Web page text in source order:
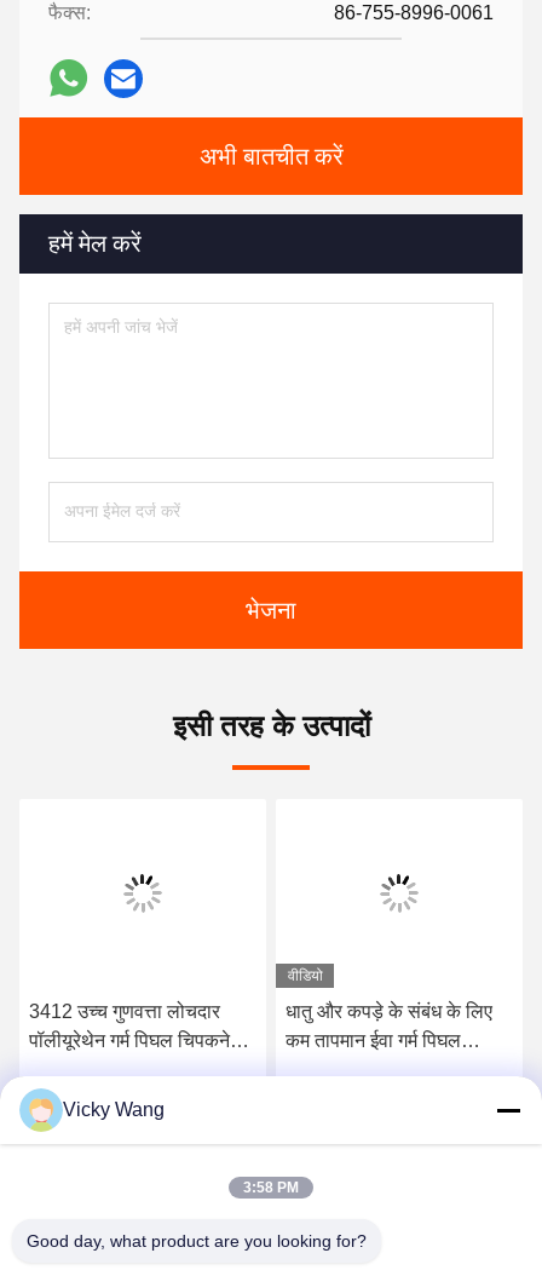
फैक्स: 86-755-8996-0061
अभी बातचीत करें
हमें मेल करें
भेजना
इसी तरह के उत्पादों
3412 उच्च गुणवत्ता लोचदार
पॉलीयूरेथेन गर्म पिघल चिपकने
सर्वोत्तम मूल्य प्राप्त करें
वीडियो
धातु और कपड़े के संबंध के लिए
कम तापमान ईवा गर्म पिघल
Vicky Wang
3:58 PM
Good day, what product are you looking for?